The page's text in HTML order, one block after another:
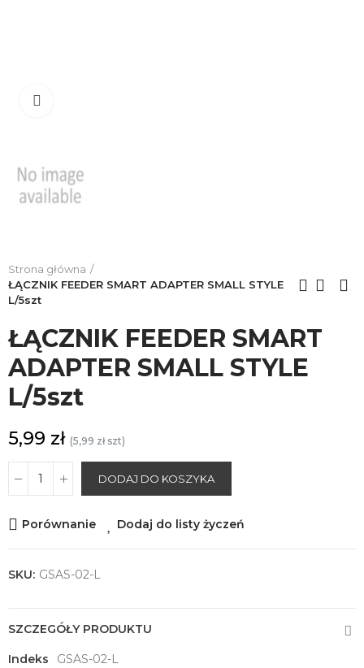
Strona główna
ŁĄCZNIK FEEDER SMART ADAPTER SMALL STYLE
L/5szt
ŁĄCZNIK FEEDER SMART
ADAPTER SMALL STYLE
L/5szt
5,99 zł (5,99 zł szt)
DODAJ DO KOSZYKA
Porównanie Dodaj do listy życzeń
SKU: GSAS-02-L
SZCZEGÓŁY PRODUKTU
Indeks
GSAS-02-L